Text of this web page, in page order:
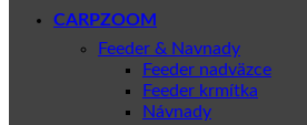
CARPZOOM
Feeder & Navnady
Feeder nadväzce
Feeder krmítka
Návnady